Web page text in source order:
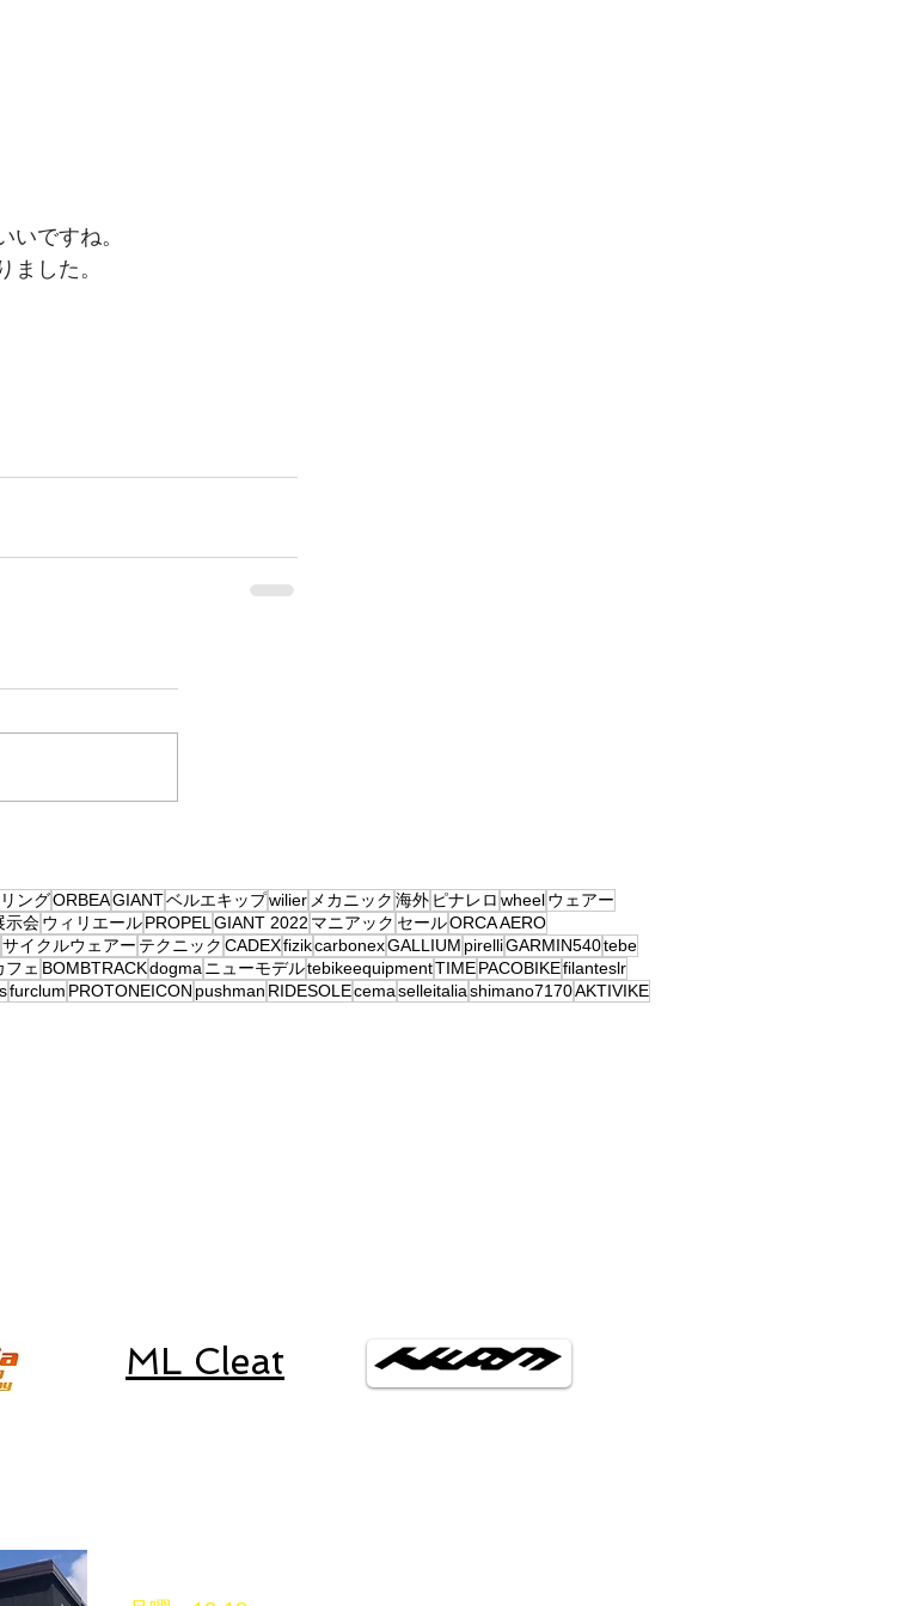
ですね。
した。
ングORBEAGIANTベルエキップwilier メカニック 海外 ピナレロ wheelウェアー
示会ウィリエールPROPEL GIANT 2022 マニアック セールORCA AERO
サイクルウェアー テクニック CADEXfizikcarbonexGALLIUM pirelliGARMIN540tebe
フェ BOMBTRACKdogma ニューモデルtebikeequipmentTIMEPACOBIKEfilanteslr
furclum PROTONEICON pushman RIDESOLEcemaselleitaliashimano7170AKTIVIKE
ML Cleat